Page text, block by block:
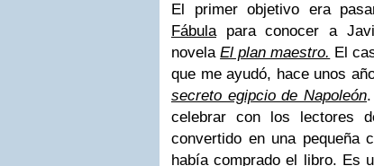
El primer objetivo era
Fábulapara conocer a
novelaEl plan maestro. El
que me ayudó, hace unos
secreto egipcio de Napoleón
celebrar con los lectores
convertido en una pequeña
había comprado el libro. Es